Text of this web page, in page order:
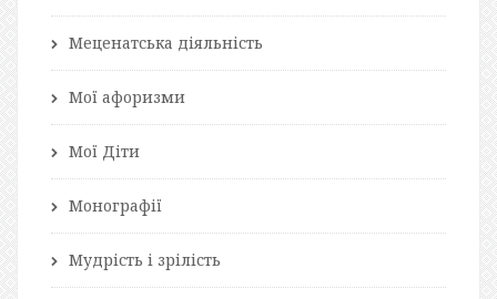
Меценатська діяльність
Мої афоризми
Мої Діти
Монографії
Мудрість і зрілість